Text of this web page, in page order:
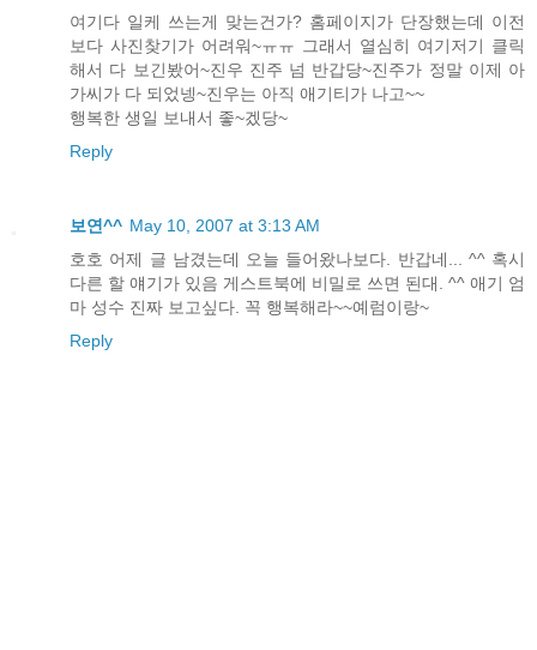
여기다 일케 쓰는게 맞는건가? 홈페이지가 단장했는데 이전
보다 사진찾기가 어려워~ㅠㅠ 그래서 열심히 여기저기 클릭
해서 다 보긴봤어~진우 진주 넘 반갑당~진주가 정말 이제 아
가씨가 다 되었넹~진우는 아직 애기티가 나고~~
행복한 생일 보내서 좋~겠당~
Reply
보연^^ May 10, 2007 at 3:13 AM
호호 어제 글 남겼는데 오늘 들어왔나보다. 반갑네... ^^ 혹시
다른 할 얘기가 있음 게스트북에 비밀로 쓰면 된대. ^^ 애기 엄
마 성수 진짜 보고싶다. 꼭 행복해라~~예럼이랑~
Reply